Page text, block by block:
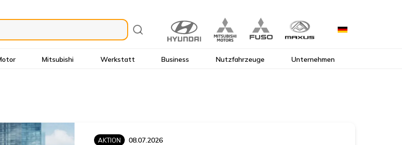
Mitsubishi Werkstatt Business Nutzfahrzeuge Unternehmen
AKTION 08.07.2026